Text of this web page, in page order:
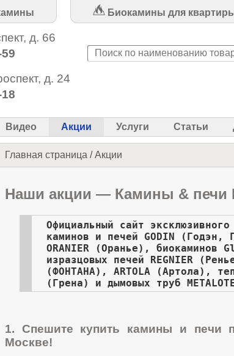
Биокамины для
д. 66
д. 24
Видео Акции Услуги Статьи
Главная страница /Акции
Наши акции — Камины & печи
Официальный сайт
каминов и печей GODIN (Годэн,
ORANIER (Оранье), биокаминов
изразцовых печей REGNIER
(ФОНТАНА), ARTOLA (Артола),
(Грена) и дымовых труб
1. Спешите купить камины и печи
Москве!